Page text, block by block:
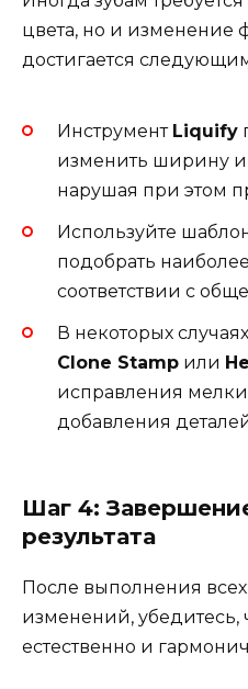
цвета, но и изменение
достигается
Инструмент Liquify
изменить ширину и
нарушая при этом
Используйте
подобрать
соответствии с
В некоторых
Clone Stamp или
исправления
добавления
Шаг 4:
результата
После выполнения
изменений, убедитесь,
естественно и